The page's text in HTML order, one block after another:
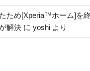
たため[Xperia™ホーム]を
解決 に yoshi より